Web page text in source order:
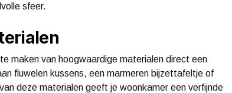
sfeer.
maken van hoogwaardige materialen direct een
fluwelen kussens, een marmeren bijzettafeltje of
deze materialen geeft je woonkamer een verfijnde